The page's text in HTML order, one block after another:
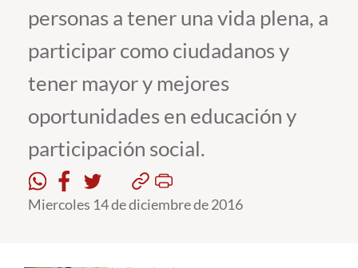
Académicos
Funcionarios
Alumni
English
personas a tener una vida plena, a
participar como ciudadanos y
tener mayor y mejores
oportunidades en educación y
participación social.
Miercoles 14 de diciembre de 2016